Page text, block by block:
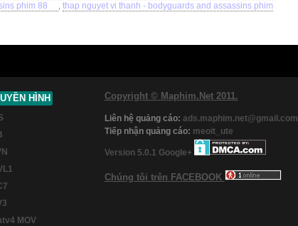
phim 88 , thap nguyet vi thanh - bodyguards and assassins phim
HÌNH
MOV
Copyright © Maphim.Net 2011.
Liên hệ quảng cáo: ads.maphim.net@gmail.com
Tiếp nhận quảng cáo: meoit_ute
Version 5.0.1 Google+
Chúng tôi trên FACEBOOK